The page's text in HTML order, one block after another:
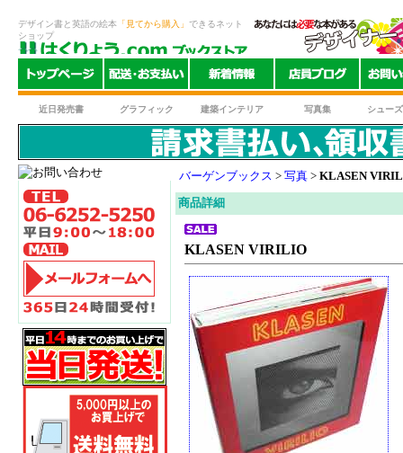
デザイン書と英語の絵本 「見てから購入」 できるネット
ショップ
近日発売書 グラフィック 建築インテリア 写真集 シュー
バーゲンブックス > 写真 > KLASEN
商品詳細
KLASEN VIRILIO